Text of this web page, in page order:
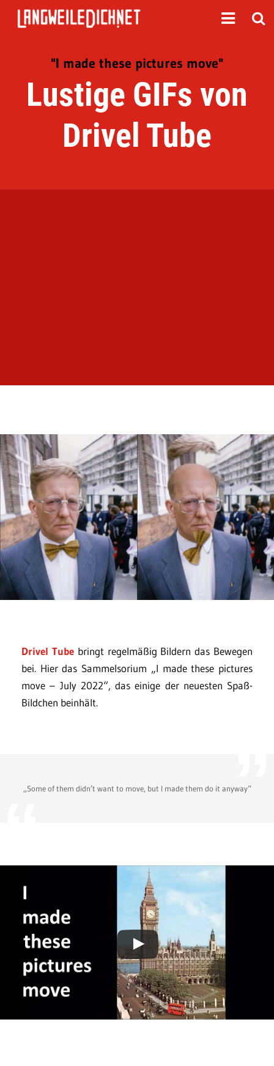
"I made these pictures move"
Lustige GIFs von
Drivel Tube
Drivel Tubebringt regelmäßig Bildern das Bewegen
bei. Hier das Sammelsorium „I made these pictures
move – July 2022“, das einige der neuesten Spaß-
Bildchen beinhält.
„Some of them didn’t want to move, but I made them do it anyway“